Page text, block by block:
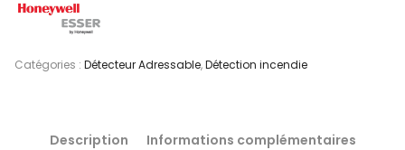
Catégories : Détecteur Adressable,Détection incendie
Description
Informations complémentaires